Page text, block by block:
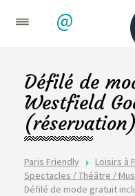
@
Paris Friendly
Loisirs à
Spectacles / Théâtre /
Défilé de mode gratuit
Défilé de
Westfield
(réservation)